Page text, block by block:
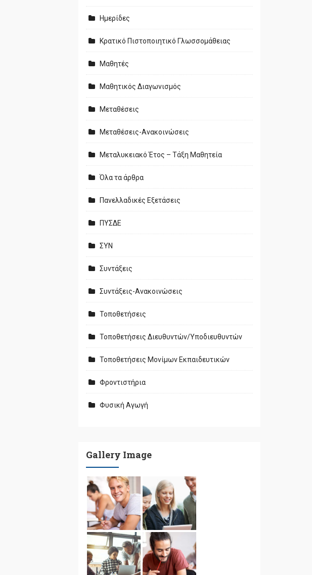
Ημερίδες
Κρατικό Πιστοποιητικό Γλωσσομάθειας
Μαθητές
Μαθητικός Διαγωνισμός
Μεταθέσεις
Μεταθέσεις-Ανακοινώσεις
Μεταλυκειακό Έτος – Τάξη Μαθητεία
Όλα τα άρθρα
Πανελλαδικές Εξετάσεις
ΠΥΣΔΕ
ΣΥΝ
Συντάξεις
Συντάξεις-Ανακοινώσεις
Τοποθετήσεις
Τοποθετήσεις Διευθυντών/Υποδιευθυντών
Τοποθετήσεις Μονίμων Εκπαιδευτικών
Φροντιστήρια
Φυσική Αγωγή
Gallery Image